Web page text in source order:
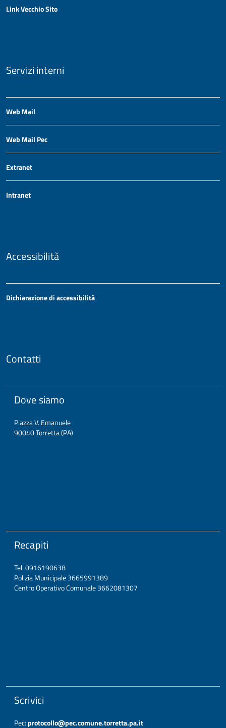
Link Vecchio Sito
Servizi interni
Web Mail
Web Mail Pec
Extranet
Intranet
Accessibilità
Dichiarazione di accessibilità
Contatti
Dove siamo
Piazza V. Emanuele
90040 Torretta (PA)
Recapiti
Tel. 0916190638
Polizia Municipale 3665991389
Centro Operativo Comunale 3662081307
Scrivici
Pec:protocollo@pec.comune.torretta.pa.it